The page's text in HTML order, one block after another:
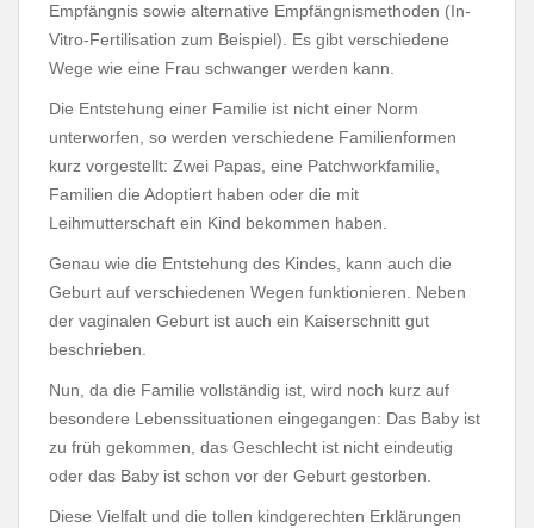
Empfängnis sowie alternative Empfängnismethoden (In-
Vitro-Fertilisation zum Beispiel). Es gibt verschiedene
Wege wie eine Frau schwanger werden kann.
Die Entstehung einer Familie ist nicht einer Norm
unterworfen, so werden verschiedene Familienformen
kurz vorgestellt: Zwei Papas, eine Patchworkfamilie,
Familien die Adoptiert haben oder die mit
Leihmutterschaft ein Kind bekommen haben.
Genau wie die Entstehung des Kindes, kann auch die
Geburt auf verschiedenen Wegen funktionieren. Neben
der vaginalen Geburt ist auch ein Kaiserschnitt gut
beschrieben.
Nun, da die Familie vollständig ist, wird noch kurz auf
besondere Lebenssituationen eingegangen: Das Baby ist
zu früh gekommen, das Geschlecht ist nicht eindeutig
oder das Baby ist schon vor der Geburt gestorben.
Diese Vielfalt und die tollen kindgerechten Erklärungen